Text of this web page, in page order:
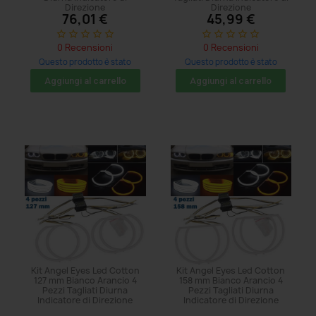
Direzione
76,01 €
star_border star_border star_border star_border star_border
0 Recensioni
Questo prodotto è stato
acquistato: 11 volte
Aggiungi al carrello
Direzione
45,99 €
star_border star_border star_border star_border star_border
0 Recensioni
Questo prodotto è stato
acquistato: 5 volte
Aggiungi al carrello
Kit Angel Eyes Led Cotton
127 mm Bianco Arancio 4
Pezzi Tagliati Diurna
Indicatore di Direzione
Kit Angel Eyes Led Cotton
158 mm Bianco Arancio 4
Pezzi Tagliati Diurna
Indicatore di Direzione